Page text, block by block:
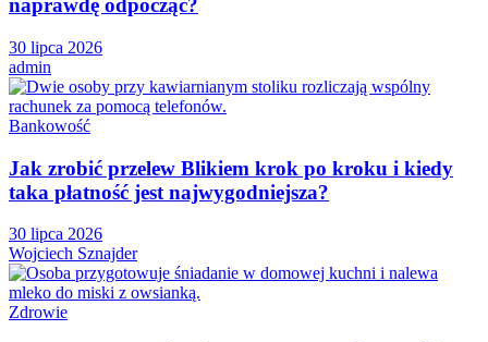
naprawdę odpocząć?
30 lipca 2026
admin
Bankowość
Jak zrobić przelew Blikiem krok po kroku i kiedy
taka płatność jest najwygodniejsza?
30 lipca 2026
Wojciech Sznajder
Zdrowie